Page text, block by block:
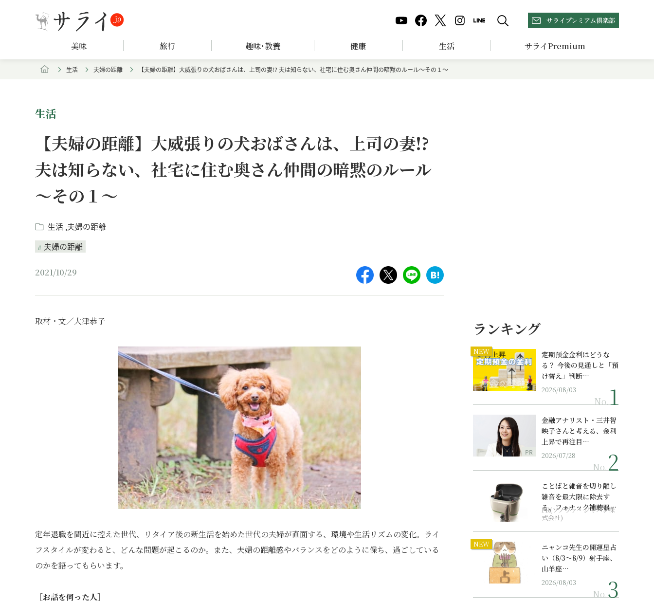
サライプレミアム倶楽部
美味 旅行 趣味･教養 健康 生活 サライPremium
生活 夫婦の距離 【夫婦の距離】大威張りの犬おばさんは、上司の妻!? 夫は知らない、社宅に住む奥さん仲間の暗黙のルール～その１～
生活
【夫婦の距離】大威張りの犬おばさんは、上司の妻!?
夫は知らない、社宅に住む奥さん仲間の暗黙のルール
～その１～
生活 夫婦の距離
夫婦の距離
2021/10/29
取材・文／大津恭子
定年退職を間近に控えた世代、リタイア後の新生活を始めた世代の夫婦が直面する、環境や生活リズムの変化。ライ
フスタイルが変わると、どんな問題が起こるのか。また、夫婦の距離感やバランスをどのように保ち、過ごしている
のかを語ってもらいます。
［お話を伺った人］
ランキング
NEW
定期預金金利はどうな
る？ 今後の見通しと「預
け替え」判断…
2026/08/03
No.
PR
金融アナリスト・三井智
映子さんと考える、金利
上昇で再注目…
2026/07/28
No.
ことばと雑音を切り離し
雑音を最大限に除去す
る、フォナック補聴器の
最上位モデル
PR(ソノヴァ・ジャパン株
式会社)
NEW
ニャンコ先生の開運星占
い（8/3～8/9）射手座、
山羊座…
2026/08/03
No.